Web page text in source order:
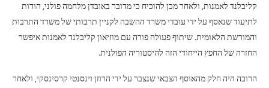
קליבלנד לאמנות, ולאחר מכן להוכיח כי מדובר באובדן מלחמה פולני, הודות
לתיעוד שנאסף על ידי עובדי משרד ההשבה לקניין תרבותי של משרד התרבות
והמורשת הלאומית. שיתוף פעולה פורה עם מוזיאון קליבלנד לאמנות איפשר
החזרה של החפץ הייחודי הזה להיסטוריה הפולנית.
הרובה היה חלק מהאוסף הצבאי שנצבר על ידי הרוזן וינסנטי קרסינסקי, ולאחר